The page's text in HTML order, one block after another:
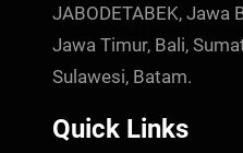
JABODETABEK, Jawa
Jawa Timur, Bali,
Sulawesi, Batam.
Quick Links